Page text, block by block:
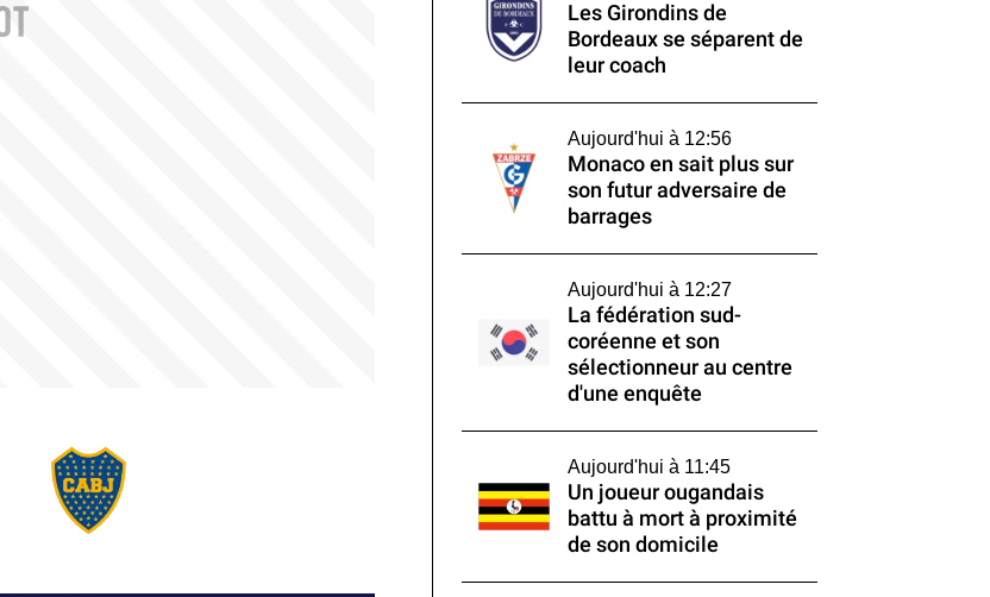
Les Girondins de
Bordeaux se séparent de
leur coach
Aujourd'hui à 12:56
Monaco en sait plus sur
son futur adversaire de
barrages
Aujourd'hui à 12:27
La fédération sud-
coréenne et son
sélectionneur au centre
d'une enquête
Aujourd'hui à 11:45
Un joueur ougandais
battu à mort à proximité
de son domicile